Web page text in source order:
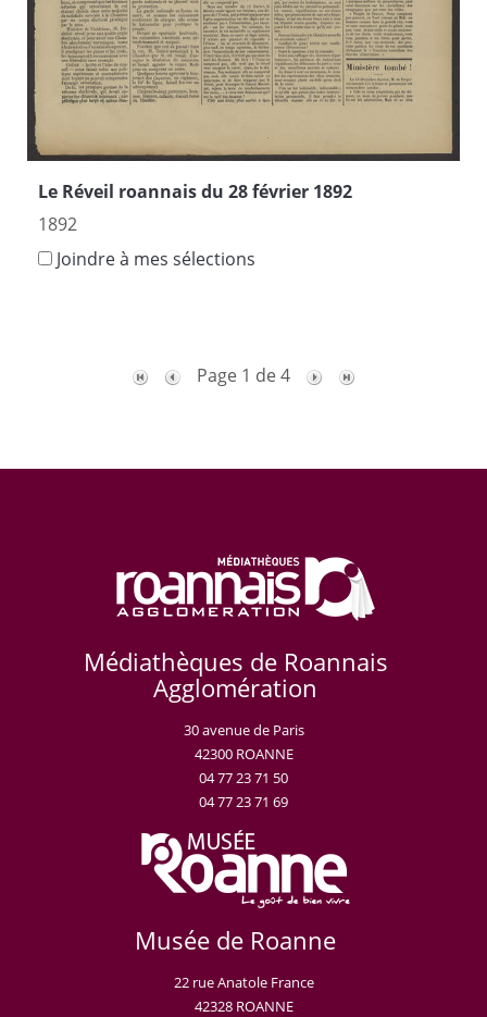
Le Réveil roannais du 28 février 1892
1892
Joindre à mes sélections
Page 1 de 4
Médiathèques de Roannais
Agglomération
30 avenue de Paris
42300 ROANNE
04 77 23 71 50
04 77 23 71 69
Musée de Roanne
22 rue Anatole France
42328 ROANNE